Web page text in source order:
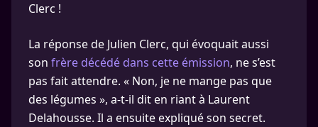
Clerc !
La réponse de Julien Clerc, qui évoquait aussi
son frère décédé dans cette émission, ne s’est
pas fait attendre. « Non, je ne mange pas que
des légumes », a-t-il dit en riant à Laurent
Delahousse. Il a ensuite expliqué son secret.